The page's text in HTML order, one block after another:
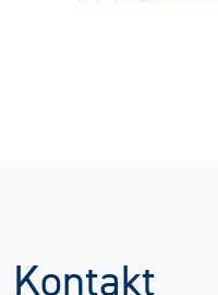
Kontakt